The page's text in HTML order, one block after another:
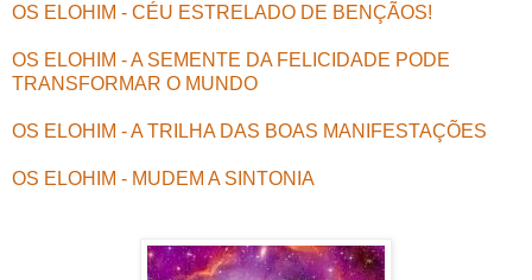
OS ELOHIM - CÉU ESTRELADO DE BENÇÃOS!
OS ELOHIM - A SEMENTE DA FELICIDADE PODE
TRANSFORMAR O MUNDO
OS ELOHIM - A TRILHA DAS BOAS MANIFESTAÇÕES
OS ELOHIM - MUDEM A SINTONIA